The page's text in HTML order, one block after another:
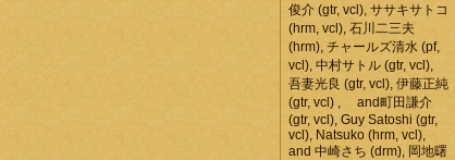
俊介 (gtr, vcl), ササキサトコ
(hrm, vcl), 石川二三夫
(hrm), チャールズ清水 (pf,
vcl), 中村サトル (gtr, vcl),
吾妻光良 (gtr, vcl), 伊藤正純
(gtr, vcl) , and町田謙介
(gtr, vcl), Guy Satoshi (gtr,
vcl), Natsuko (hrm, vcl),
and 中崎さち (drm), 岡地曙